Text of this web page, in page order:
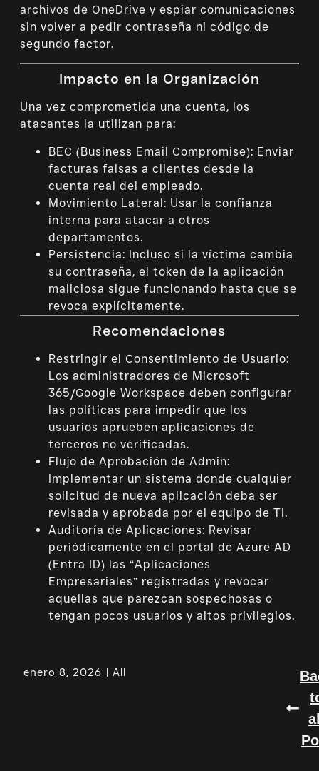
archivos de OneDrive y espiar comunicaciones
sin volver a pedir contraseña ni código de
segundo factor.
Impacto en la Organización
Una vez comprometida una cuenta, los
atacantes la utilizan para:
BEC (Business Email Compromise): Enviar
facturas falsas a clientes desde la
cuenta real del empleado.
Movimiento Lateral: Usar la confianza
interna para atacar a otros
departamentos.
Persistencia: Incluso si la víctima cambia
su contraseña, el token de la aplicación
maliciosa sigue funcionando hasta que se
revoca explícitamente.
Recomendaciones
Restringir el Consentimiento de Usuario:
Los administradores de Microsoft
365/Google Workspace deben configurar
las políticas para impedir que los
usuarios aprueben aplicaciones de
terceros no verificadas.
Flujo de Aprobación de Admin:
Implementar un sistema donde cualquier
solicitud de nueva aplicación deba ser
revisada y aprobada por el equipo de TI.
Auditoría de Aplicaciones: Revisar
periódicamente en el portal de Azure AD
(Entra ID) las “Aplicaciones
Empresariales” registradas y revocar
aquellas que parezcan sospechosas o
tengan pocos usuarios y altos privilegios.
enero 8, 2026 All